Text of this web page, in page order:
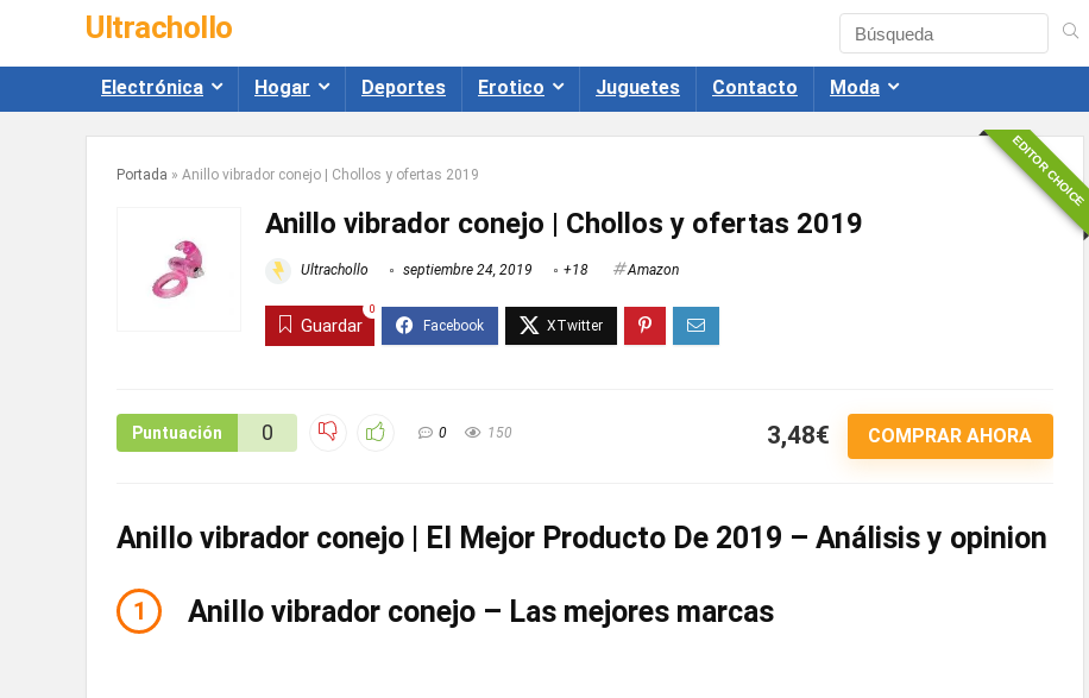
Ultrachollo
Electrónica Hogar Deportes Erotico Juguetes Contacto Moda
Portada » Anillo vibrador conejo | Chollos y ofertas 2019 EDITOR CHOICE
Anillo vibrador conejo | Chollos y ofertas 2019
Ultrachollo septiembre 24, 2019 +18 Amazon
Guardar
0
Puntuación 0 0 150 3,48€ COMPRAR AHORA
Anillo vibrador conejo | El Mejor Producto De 2019 – Análisis y opinion
1 Anillo vibrador conejo – Las mejores marcas